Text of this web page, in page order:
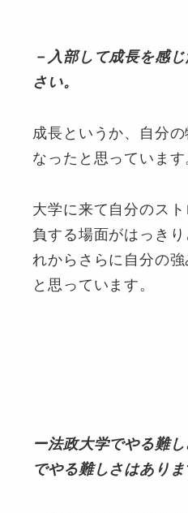
－入部して成長を感
さい。
成長というか、自分
なったと思っています
大学に来て自分のス
負する場面がはっき
れからさらに自分の
と思っています。
ー法政大学でやる難
でやる難しさはあり